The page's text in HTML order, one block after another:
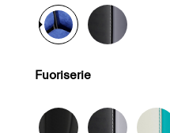
Fuoriserie